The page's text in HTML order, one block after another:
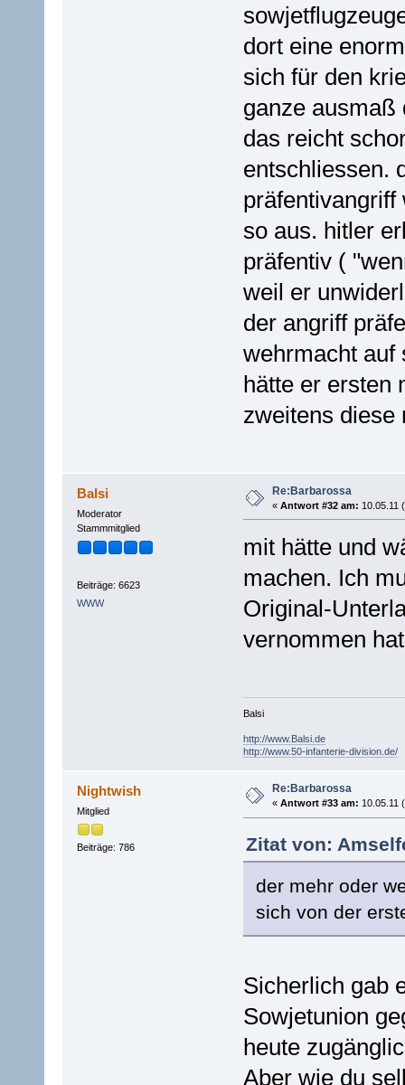
dort eine
sich für den
ganze ausmaß
das reicht
entschliessen.
so aus. hitler
präfentiv (
weil er
der angriff
wehrmacht auf
hätte er ersten
zweitens diese
Balsi
Moderator
Stammmitglied
Beiträge: 6623
WWW
Re:Barbarossa
« Antwort #32 am: 10.05.11
mit hätte und
machen. Ich
Original-
vernommen
Balsi
http://www.Balsi.de
http://www.50-infanterie-division.de/
Nightwish
Mitglied
Beiträge: 786
Re:Barbarossa
« Antwort #33 am: 10.05.11
Zitat von:
der mehr oder
sich von der
Sicherlich gab
Sowjetunion
heute
Aber wie du